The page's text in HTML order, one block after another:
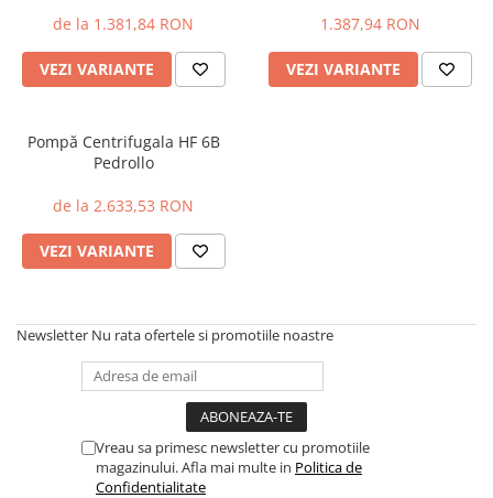
Rezervoare ingropate pentru WC
Rezervoare la semiinaltime
Sisteme de tratare apa
Pompe submersibile ape murdare
Pompa TRITUS Pedrollo cu tocator
Pompe MC Pedrollo
Pompe VX Pedrollo
de la 1.381,84 RON
VEZI VARIANTE
1.387,94 RON
VEZI VARIANTE
Pompă Centrifugala HF 6B
Pedrollo
de la 2.633,53 RON
VEZI VARIANTE
Newsletter Nu rata ofertele si promotiile noastre
Vreau sa primesc newsletter cu promotiile
magazinului. Afla mai multe in Politica de
Confidentialitate